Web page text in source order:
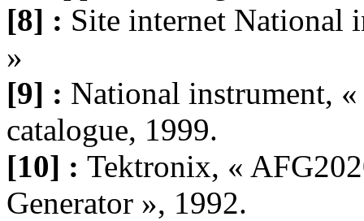
[8] : Site internet National
»
[9] : National instrument,
catalogue, 1999.
[10] : Tektronix, «
Generator », 1992.